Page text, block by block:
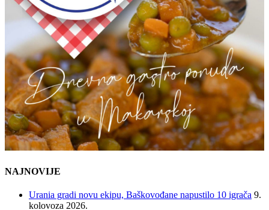
NAJNOVIJE
Urania gradi novu ekipu, Baškovođane napustilo 10 igrača 9.
kolovoza 2026.